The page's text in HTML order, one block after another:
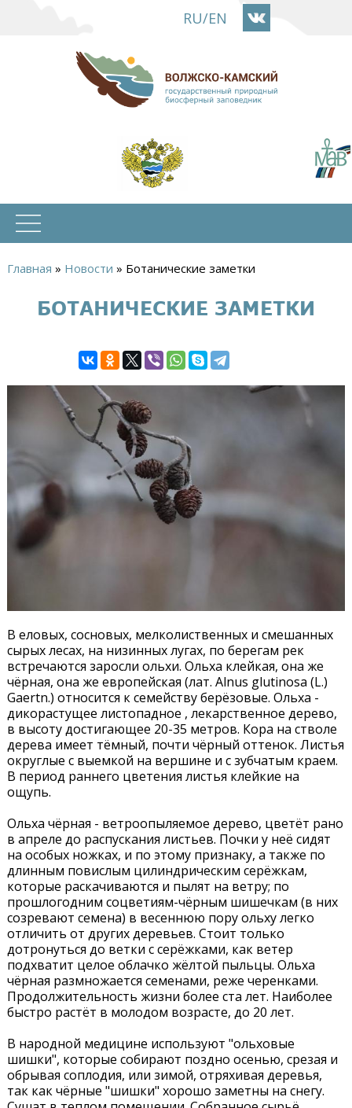
основному
содержанию
RU/EN
здесь
Главная » Новости » Ботанические заметки
БОТАНИЧЕСКИЕ ЗАМЕТКИ
В еловых, сосновых, мелколиственных и смешанных
сырых лесах, на низинных лугах, по берегам рек
встречаются заросли ольхи. Ольха клейкая, она же
чёрная, она же европейская (лат. Alnus glutinosa (L.)
Gaertn.) относится к семейству берёзовые. Ольха -
дикорастущее листопадное , лекарственное дерево,
в высоту достигающее 20-35 метров. Кора на стволе
дерева имеет тёмный, почти чёрный оттенок. Листья
округлые с выемкой на вершине и с зубчатым краем.
В период раннего цветения листья клейкие на
ощупь.
Ольха чёрная - ветроопыляемое дерево, цветёт рано
в апреле до распускания листьев. Почки у неё сидят
на особых ножках, и по этому признаку, а также по
длинным повислым цилиндрическим серёжкам,
которые раскачиваются и пылят на ветру; по
прошлогодним соцветиям-чёрным шишечкам (в них
созревают семена) в весеннюю пору ольху легко
отличить от других деревьев. Стоит только
дотронуться до ветки с серёжками, как ветер
подхватит целое облачко жёлтой пыльцы. Ольха
чёрная размножается семенами, реже черенками.
Продолжительность жизни более ста лет. Наиболее
быстро растёт в молодом возрасте, до 20 лет.
В народной медицине используют "ольховые
шишки", которые собирают поздно осенью, срезая и
обрывая соплодия, или зимой, отряхивая деревья,
так как чёрные "шишки" хорошо заметны на снегу.